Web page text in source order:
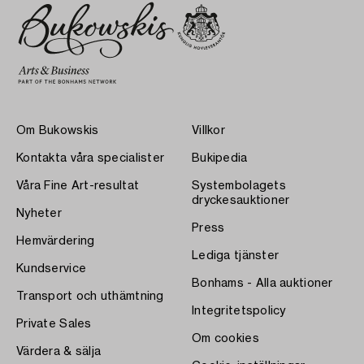
Om Bukowskis
Kontakta våra specialister
Våra Fine Art-resultat
Nyheter
Hemvärdering
Kundservice
Transport och uthämtning
Private Sales
Värdera & sälja
Villkor
Bukipedia
Systembolagets
dryckesauktioner
Press
Lediga tjänster
Bonhams - Alla auktioner
Integritetspolicy
Om cookies